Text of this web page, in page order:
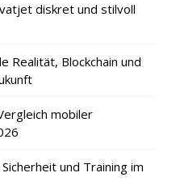
diskret und stilvoll
Realität, Blockchain und
mobiler
und Training im